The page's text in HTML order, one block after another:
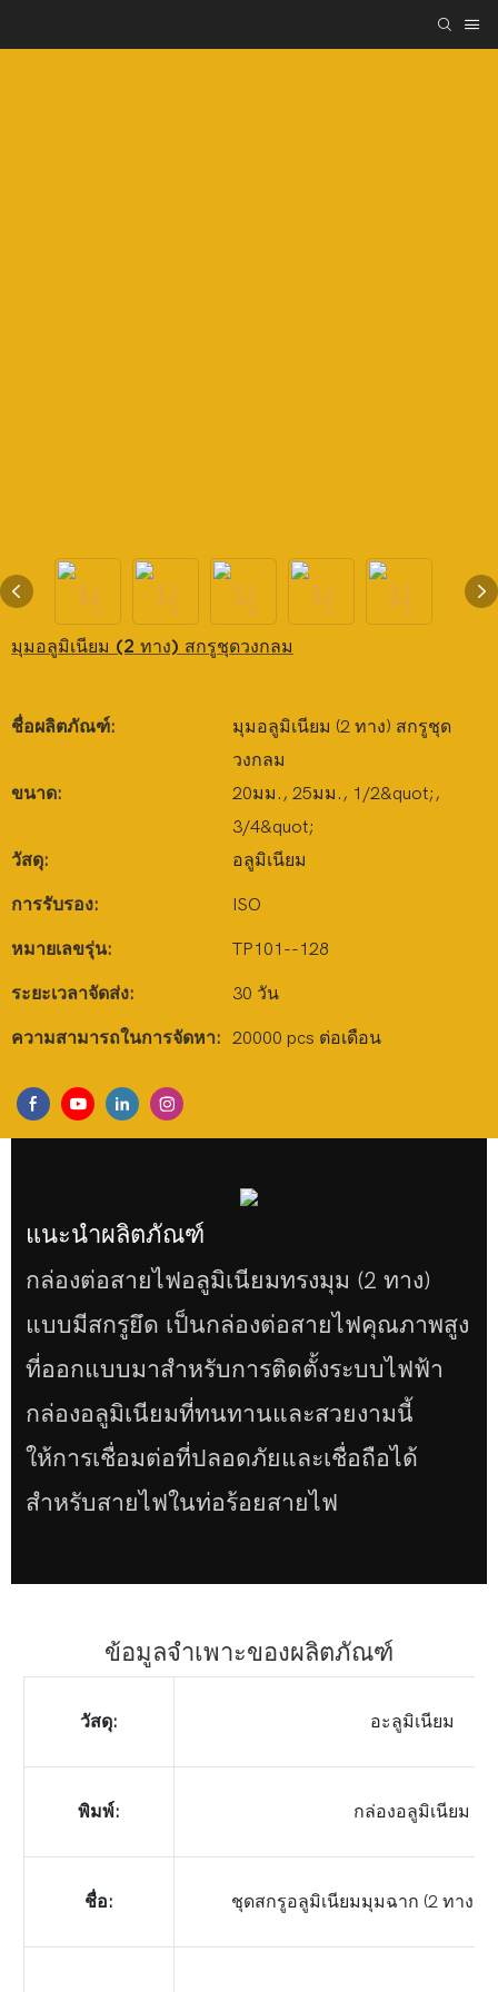
มุมอลูมิเนียม (2 ทาง) สกรูชุดวงกลม
ชื่อผลิตภัณฑ์:
มุมอลูมิเนียม (2 ทาง) สกรูชุด
วงกลม
ขนาด:
20มม., 25มม., 1/2&quot;,
3/4&quot;
วัสดุ:
อลูมิเนียม
การรับรอง: ISO
หมายเลขรุ่น: TP101--128
ระยะเวลาจัดส่ง: 30 วัน
ความสามารถในการจัดหา: 20000 pcs ต่อเดือน
แนะนำผลิตภัณฑ์
กล่องต่อสายไฟอลูมิเนียมทรงมุม (2 ทาง)
แบบมีสกรูยึด เป็นกล่องต่อสายไฟคุณภาพสูง
ที่ออกแบบมาสำหรับการติดตั้งระบบไฟฟ้า
กล่องอลูมิเนียมที่ทนทานและสวยงามนี้
ให้การเชื่อมต่อที่ปลอดภัยและเชื่อถือได้
สำหรับสายไฟในท่อร้อยสายไฟ
ข้อมูลจำเพาะของผลิตภัณฑ์
วัสดุ: อะลูมิเนียม
พิมพ์: กล่องอลูมิเนียม
ชื่อ: ชุดสกรูอลูมิเนียมมุมฉาก (2 ทาง)